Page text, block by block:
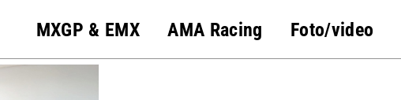
MXGP & EMX AMA Racing Foto/video